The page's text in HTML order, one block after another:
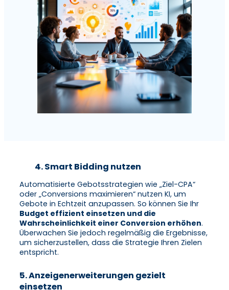
4. Smart Bidding nutzen
Automatisierte Gebotsstrategien wie „Ziel-CPA“
oder „Conversions maximieren“ nutzen KI, um
Gebote in Echtzeit anzupassen. So können Sie Ihr
Budget effizient einsetzen und die
Wahrscheinlichkeit einer Conversion erhöhen.
Überwachen Sie jedoch regelmäßig die Ergebnisse,
um sicherzustellen, dass die Strategie Ihren Zielen
entspricht.
5. Anzeigenerweiterungen gezielt
einsetzen